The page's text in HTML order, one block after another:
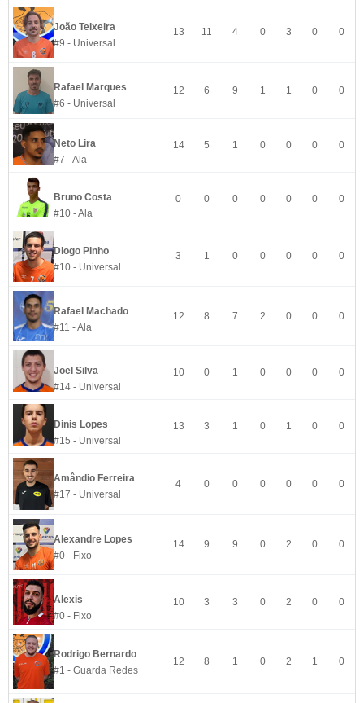
João Teixeira
#9 - Universal
13 11 4 0 3 0 0
Rafael Marques
#6 - Universal
12 6 9 1 1 0 0
Neto Lira
#7 - Ala
14 5 1 0 0 0 0
Bruno Costa
#10 - Ala
0 0 0 0 0 0 0
Diogo Pinho
#10 - Universal
3 1 0 0 0 0 0
Rafael Machado
#11 - Ala
12 8 7 2 0 0 0
Joel Silva
#14 - Universal
10 0 1 0 0 0 0
Dinis Lopes
#15 - Universal
13 3 1 0 1 0 0
Amândio Ferreira
#17 - Universal
4 0 0 0 0 0 0
Alexandre Lopes
#0 - Fixo
14 9 9 0 2 0 0
Alexis
#0 - Fixo
10 3 3 0 2 0 0
Rodrigo Bernardo
#1 - Guarda Redes
12 8 1 0 2 1 0